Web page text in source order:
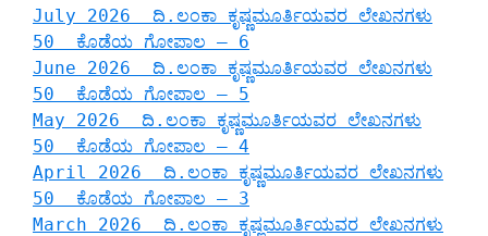
July 2026 ದಿ.ಲಂಕಾ ಕೃಷ್ಣಮೂರ್ತಿಯವರ ಲೇಖನಗಳು
50 ಕೊಡೆಯ ಗೋಪಾಲ – 6
June 2026 ದಿ.ಲಂಕಾ ಕೃಷ್ಣಮೂರ್ತಿಯವರ ಲೇಖನಗಳು
50 ಕೊಡೆಯ ಗೋಪಾಲ – 5
May 2026 ದಿ.ಲಂಕಾ ಕೃಷ್ಣಮೂರ್ತಿಯವರ ಲೇಖನಗಳು
50 ಕೊಡೆಯ ಗೋಪಾಲ – 4
April 2026 ದಿ.ಲಂಕಾ ಕೃಷ್ಣಮೂರ್ತಿಯವರ ಲೇಖನಗಳು
50 ಕೊಡೆಯ ಗೋಪಾಲ – 3
March 2026 ದಿ.ಲಂಕಾ ಕೃಷ್ಣಮೂರ್ತಿಯವರ ಲೇಖನಗಳು